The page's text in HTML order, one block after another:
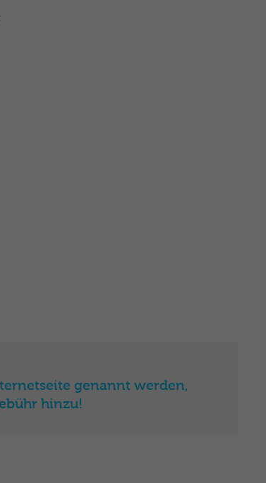
genannt werden,
hinzu!